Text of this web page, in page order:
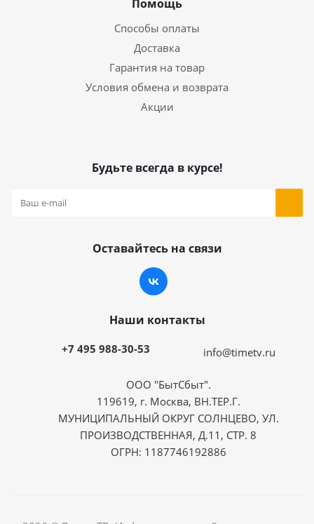
Помощь
Способы оплаты
Доставка
Гарантия на товар
Условия обмена и возврата
Акции
Будьте всегда в курсе!
Оставайтесь на связи
Наши контакты
+7 495 988-30-53 info@timetv.ru
ООО "БытСбыт".
119619, г. Москва, ВН.ТЕР.Г.
МУНИЦИПАЛЬНЫЙ ОКРУГ СОЛНЦЕВО, УЛ.
ПРОИЗВОДСТВЕННАЯ, Д.11, СТР. 8
ОГРН: 1187746192886